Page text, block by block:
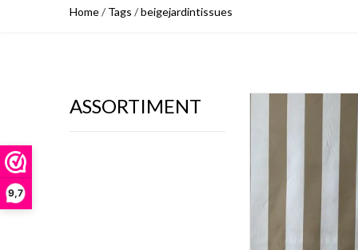
9,7
Home/ Tags /beigejardintissues
ASSORTIMENT
MEER